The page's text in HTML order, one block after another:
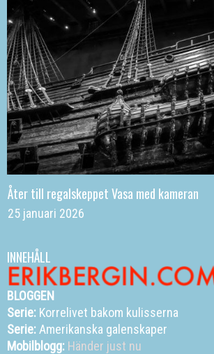
Åter till regalskeppet Vasa med kameran
25 januari 2026
INNEHÅLL
BLOGGEN
Serie: Korrelivet bakom kulisserna
Serie:Amerikanska galenskaper
Mobilblogg: Händer just nu